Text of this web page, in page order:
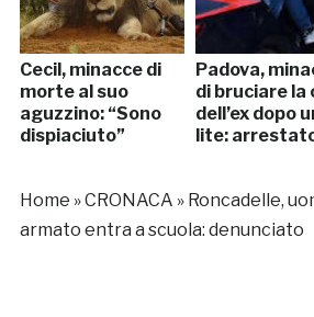
Cecil, minacce di
morte al suo
aguzzino: “Sono
dispiaciuto”
Padova,
di bruciare la
dell’ex dopo
lite:
Home »CRONACA » Roncadelle,
armato entra a scuola: denunciato